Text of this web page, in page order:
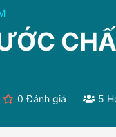
0 Đánh giá 5